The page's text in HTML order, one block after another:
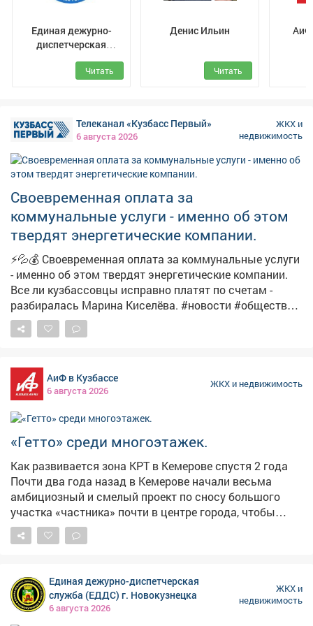
Работает Междуреченский филиал ООО ХК "СДС-
Энерго".
Единая дежурно-
диспетчерская
служба
Междуреченского
Читать
Денис Ильин
Читать
АиФ
Телеканал «Кузбасс Первый»
6 августа 2026
ЖКХ и
недвижимость
Своевременная оплата за
коммунальные услуги - именно об этом
твердят энергетические компании.
⚡💦💰 Своевременная оплата за коммунальные услуги
- именно об этом твердят энергетические компании.
Все ли кузбассовцы исправно платят по счетам -
разбиралась Марина Киселёва. #новости #общество
#борьбасдолжниками
АиФ в Кузбассе
6 августа 2026
ЖКХ и недвижимость
«Гетто» среди многоэтажек.
Как развивается зона КРТ в Кемерове спустя 2 года
Почти два года назад в Кемерове начали весьма
амбициозный и смелый проект по сносу большого
участка «частника» почти в центре города, чтобы
проложить там инфраструктуру для будущих
многоэтажных микрорайонов. Скоро будет сдан
на всех участках. kuzbass.aif.ru выяснял подробности.
Сокращение в три раза Всего в Кемерове под проекты
КРТ первого этапа отведены 11 микрорайонов общей
Единая дежурно-диспетчерская
служба (ЕДДС) г. Новокузнецка
6 августа 2026
ЖКХ и
недвижимость